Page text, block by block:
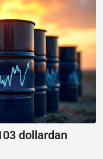
dollardan